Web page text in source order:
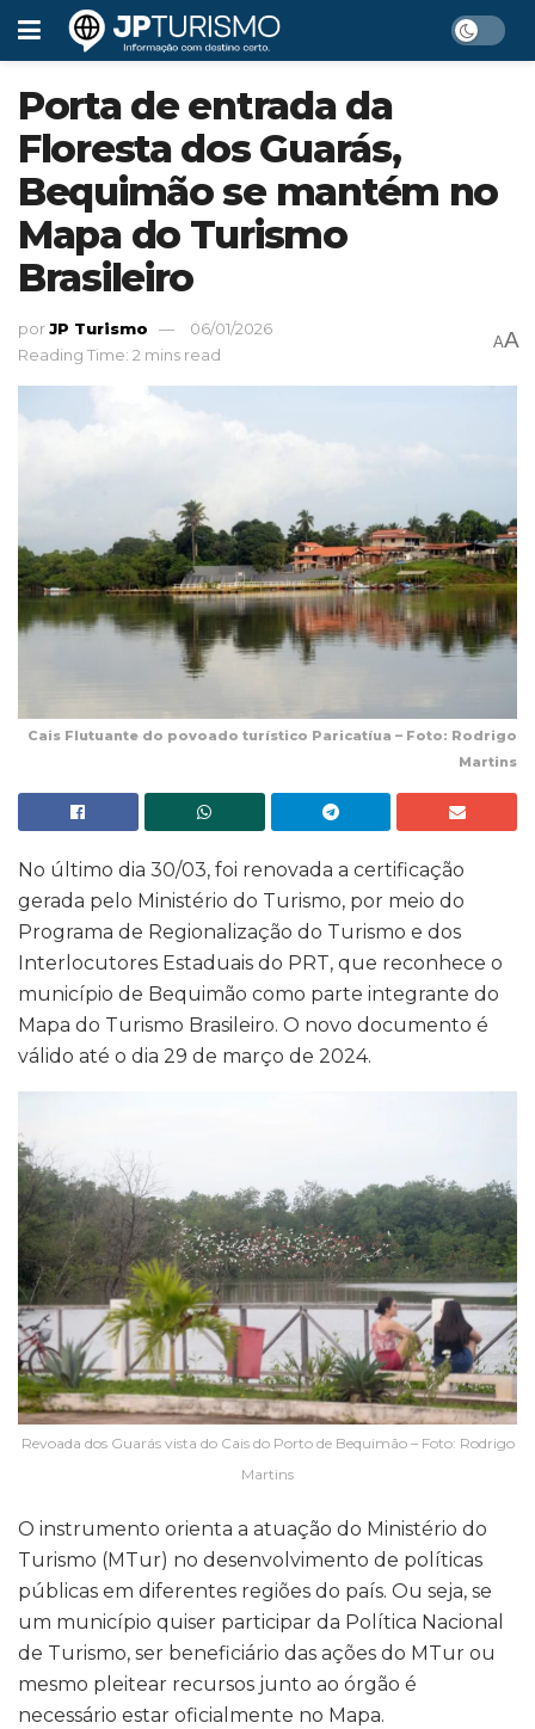
Porta de entrada da
Floresta dos Guarás,
Bequimão se mantém no
Mapa do Turismo
Brasileiro
porJP Turismo
06/01/2026
Reading Time: 2 mins read
AA
Cais Flutuante do povoado turístico Paricatíua – Foto: Rodrigo
Martins
No último dia 30/03, foi renovada a certificação
gerada pelo Ministério do Turismo, por meio do
Programa de Regionalização do Turismo e dos
Interlocutores Estaduais do PRT, que reconhece o
município de Bequimão como parte integrante do
Mapa do Turismo Brasileiro. O novo documento é
válido até o dia 29 de março de 2024.
Revoada dos Guarás vista do Cais do Porto de Bequimão – Foto: Rodrigo
Martins
O instrumento orienta a atuação do Ministério do
Turismo (MTur) no desenvolvimento de políticas
públicas em diferentes regiões do país. Ou seja, se
um município quiser participar da Política Nacional
de Turismo, ser beneficiário das ações do MTur ou
mesmo pleitear recursos junto ao órgão é
necessário estar oficialmente no Mapa.